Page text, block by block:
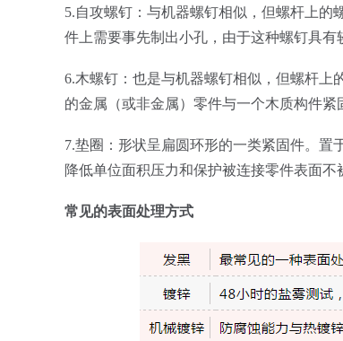
5.自攻螺钉：与机器螺钉相似，但螺杆上
件上需要事先制出小孔，由于这种螺钉具有
6.木螺钉：也是与机器螺钉相似，但螺杆上
的金属（或非金属）零件与一个木质构件紧
7.垫圈：形状呈扁圆环形的一类紧固件。置
降低单位面积压力和保护被连接零件表面
常见的表面处理方式